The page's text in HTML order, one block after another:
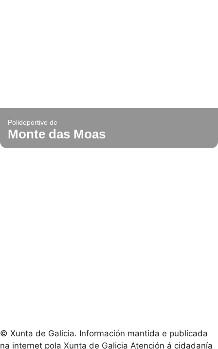
Polideportivo de
Monte das Moas
© Xunta de Galicia. Información mantida e publicada
na internet pola Xunta de Galicia Atención á cidadanía